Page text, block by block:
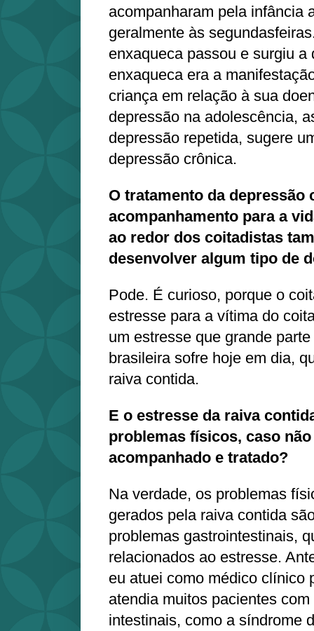
acompanharam pela infância
geralmente às
enxaqueca passou e surgiu a
enxaqueca era a
criança em relação à sua
depressão na adolescência,
depressão repetida, sugere
depressão crônica.
O tratamento da depressão
acompanhamento para a
ao redor dos coitadistas
desenvolver algum tipo de
Pode. É curioso, porque o
estresse para a vítima do
um estresse que grande
brasileira sofre hoje em dia,
raiva contida.
E o estresse da raiva
problemas físicos, caso
acompanhado e tratado?
Na verdade, os problemas
gerados pela raiva contida
problemas gastrointestinais,
relacionados ao estresse.
eu atuei como médico clínico
atendia muitos pacientes
intestinais, como a síndrome